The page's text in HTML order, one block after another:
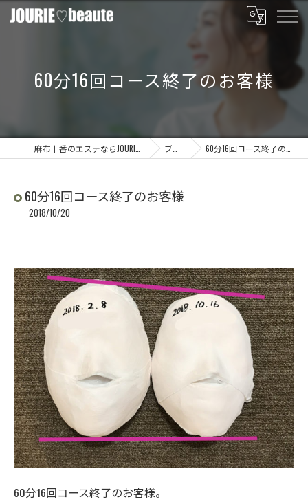
60分16回コース終了のお客様
ブログ 60分16回コース終了のお客様
60分16回コース終了のお客様
2018/10/20
60分16回コース終了のお客様。